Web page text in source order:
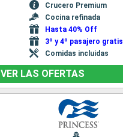
Crucero Premium
Cocina refinada
Hasta 40% Off
3º y 4º pasajero gratis
Comidas incluidas
VER LAS OFERTAS